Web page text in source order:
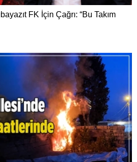
FK İçin Çağrı: “Bu Takım